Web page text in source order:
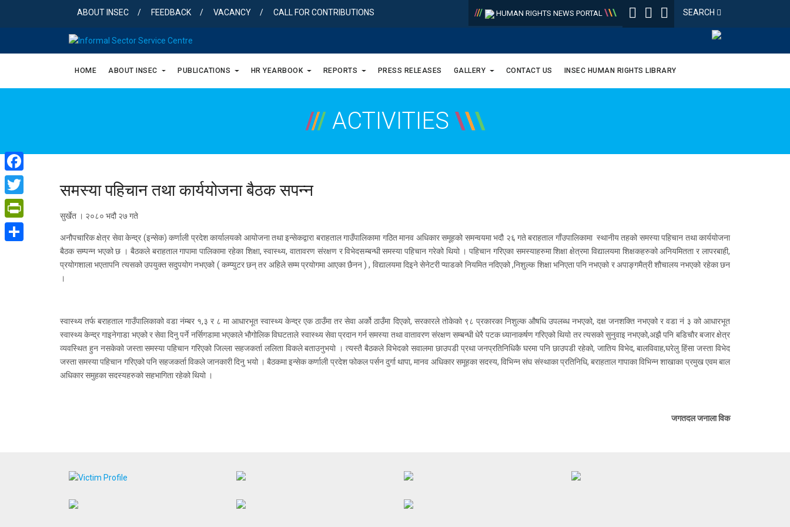
ABOUT INSEC FEEDBACK VACANCY CALL FOR CONTRIBUTIONS SEARCH
/// HUMAN RIGHTS NEWS PORTAL \\\
HOME ABOUT INSEC PUBLICATIONS HR YEARBOOK REPORTS PRESS RELEASES GALLERY CONTACT US INSEC HUMAN RIGHTS LIBRARY
///ACTIVITIES \\\
समस्या पहिचान तथा कार्ययोजना बैठक सपन्न
सुर्खेत । २०८० भदौ २७ गते
अनौपचारिक क्षेत्र सेवा केन्द्र (इन्सेक) कर्णाली प्रदेश कार्यालयको आयोजना तथा इन्सेकद्वारा बराहताल गाउँपालिकामा गठित मानव अधिकार समूहको समन्वयमा भदौ २६ गते बराहताल गाँउपालिकामा स्थानीय तहको समस्या पहिचान तथा कार्ययोजना
बैठक सम्पन्न भएको छ । बैठकले बराहताल गापामा पालिकामा रहेका शिक्षा, स्वास्थ्य, वातावरण संरक्षण र विभेदसम्बन्धी समस्या पहिचान गरेको थियो । पहिचान गरिएका समस्याहरुमा शिक्षा क्षेत्रमा विद्यालयमा शिक्षकहरुको अनियमितता र लापरबाही,
प्रयोगशाला भएतापनि त्यसको उपयुक्त सदुपयोग नभएको ( कम्प्युटर छन् तर अहिले सम्म प्रयोगमा आएका छैनन ) , विद्यालयमा दिइने सेनेटरी प्याडको नियमित नदिएको ,निशुल्क शिक्षा भनिएता पनि नभएको र अपाङ्गमैत्री शौचालय नभएको रहेका छन
।
स्वास्थ्य तर्फ बराहताल गाउँपालिकाको वडा नंम्बर १,३ र ८ मा आधारभूत स्वास्थ्य केन्द्र एक ठाउँमा तर सेवा अर्को ठाउँमा दिएको, सरकारले तोकेको ९८ प्रकारका निशुल्क औषधि उपलब्ध नभएको, दक्ष जनशक्ति नभएको र वडा नं ३ को आधारभूत
स्वास्थ्य केन्द्र गाइनेगाडा भएको र सेवा दिनु पर्ने नर्सिगडामा भएकाले भौगोलिक विघटताले स्वास्थ्य सेवा प्रदान गर्न समस्या तथा वातावरण संरक्षण सम्बन्धी धेरै पटक ध्यानाकर्षण गरिएको थियो तर त्यसको सुनुवाइ नभएको,अझै पनि बडिचौर बजार क्षेत्र
व्यवस्थित हुन नसकेको जस्ता समस्या पहिचान गरिएको जिल्ला सहजकर्ता ललिता विकले बताउनुभयो । त्यस्तै बैठकले विभेदको सवालमा छाउपडी प्रथा जनप्रतिनिधिकै घरमा पनि छाउपडी रहेको, जातिय विभेद, बालविवाह,घरेलु हिंसा जस्ता विभेद
जस्ता समस्या पहिचान गरिएको पनि सहजकर्ता विकले जानकारी दिनु भयो । बैठकमा इन्सेक कर्णाली प्रदेश फोकल पर्सन दुर्गा थापा, मानव अधिकार समूहका सदस्य, विभिन्न संघ संस्थाका प्रतिनिधि, बराहताल गापाका विभिन्न शाखाका प्रमुख एवम बाल
अधिकार समुहका सदस्यहरुको सहभागिता रहेको थियो ।
जगतदल जनाला विक
Facebook
Twitter
PrintFriendly